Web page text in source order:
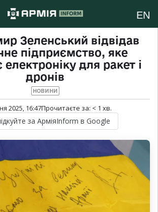
EN
Зеленський відвідав
підприємство, яке
для ракет і
дронів
НОВИНИ
2025, 16:47Прочитаєте за: < 1 хв.
за АрміяInform в Google